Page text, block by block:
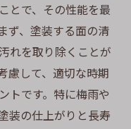
とで、その性能を最
ず、塗装する面の清
れを取り除くことが
慮して、適切な時期
トです。特に梅雨や
装の仕上がりと長寿